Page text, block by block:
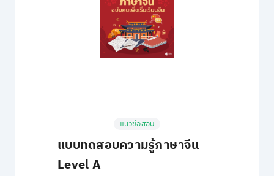
แนวข้อสอบ
แบบทดสอบความรู้ภาษาจีน
Level A